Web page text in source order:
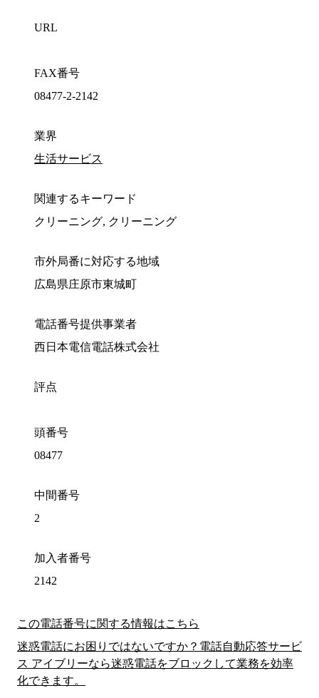
URL
FAX番号
08477-2-2142
業界
生活サービス
関連するキーワード
クリーニング, クリーニング
市外局番に対応する地域
広島県庄原市東城町
電話番号提供事業者
西日本電信電話株式会社
評点
頭番号
08477
中間番号
2
加入者番号
2142
この電話番号に関する情報はこちら
迷惑電話にお困りではないですか？電話自動応答サービ
ス アイブリーなら迷惑電話をブロックして業務を効率
化できます。